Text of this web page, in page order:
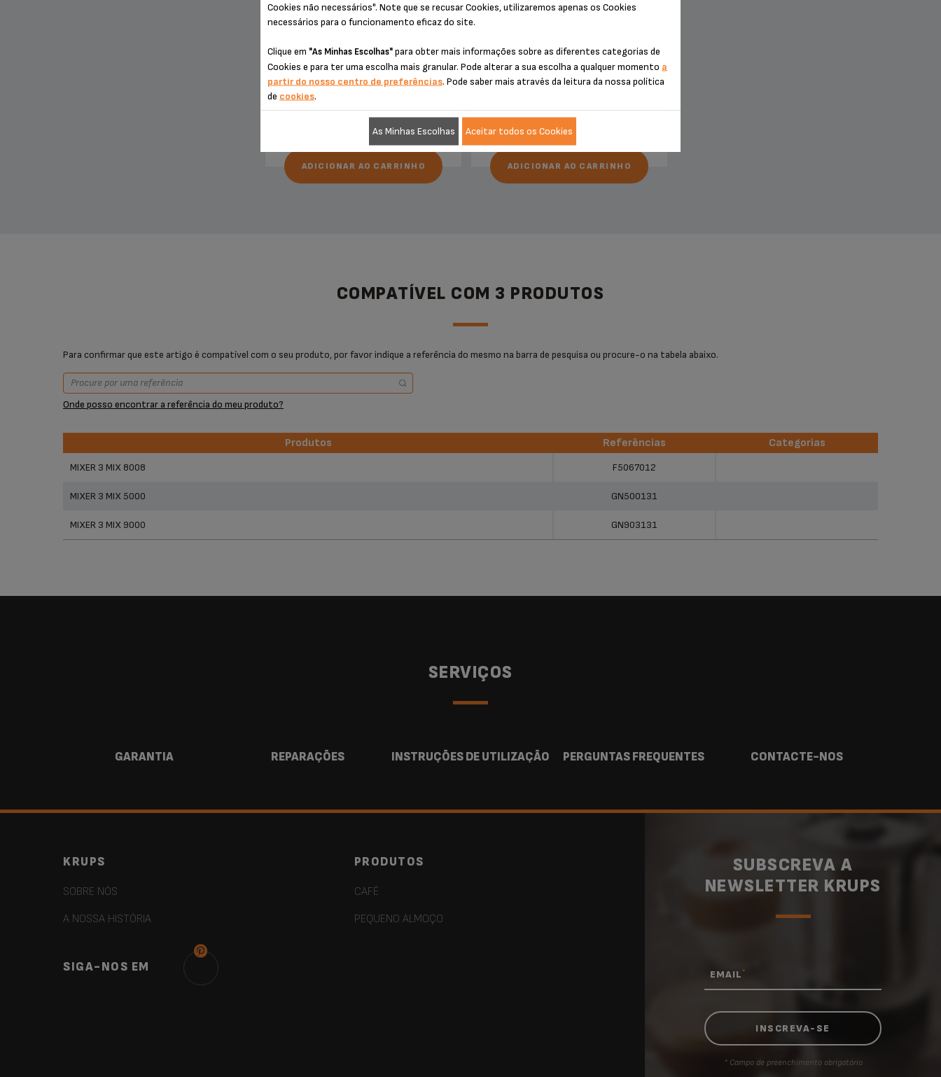
Prolongamento de 6 meses da garantia!
€ 24,99
ADICIONAR AO CARRINHO
Disponibilidade de stock
ADICIONAR AO CARRINHO
COMPATÍVEL COM 3 PRODUTOS
Para confirmar que este artigo é compatível com o seu produto, por favor indique a referência do mesmo na barra de pesquisa ou procure-o na tabela abaixo.
Onde posso encontrar a referência do meu produto?
Produtos Referências
Categorias
MIXER 3 MIX 8008 F5067012
MIXER 3 MIX 5000 GN500131
MIXER 3 MIX 9000 GN903131
SERVIÇOS
GARANTIA REPARAÇÕES INSTRUÇÕES DE UTILIZAÇÃO PERGUNTAS FREQUENTES CONTACTE-NOS
PRODUTOS
CAFÉ
PEQUENO ALMOÇO
KRUPS
SOBRE NÓS
A NOSSA HISTÓRIA
SIGA-NOS EM
SUBSCREVA A
NEWSLETTER KRUPS
EMAIL*
* Campo de preenchimento obrigatório
Cookies não necessários". Note que se recusar Cookies, utilizaremos apenas os Cookies
necessários para o funcionamento eficaz do site.
Clique em "As Minhas Escolhas"para obter mais informações sobre as diferentes categorias de
Cookies e para ter uma escolha mais granular. Pode alterar a sua escolha a qualquer momento a
partir do nosso centro de preferências. Pode saber mais através da leitura da nossa política
de cookies.
As Minhas Escolhas Aceitar todos os Cookies